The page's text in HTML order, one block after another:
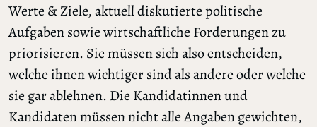
Werte & Ziele, aktuell diskutierte politische
Aufgaben sowie wirtschaftliche Forderungen zu
priorisieren. Sie müssen sich also entscheiden,
welche ihnen wichtiger sind als andere oder welche
sie gar ablehnen. Die Kandidatinnen und
Kandidaten müssen nicht alle Angaben gewichten,